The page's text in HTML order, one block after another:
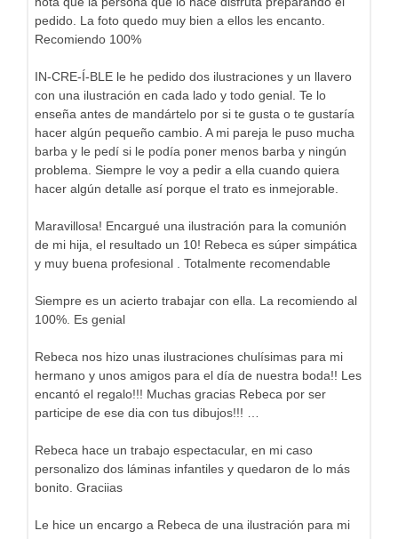
pedido. La foto quedo muy bien a ellos les encanto.
Recomiendo 100%
IN-CRE-Í-BLE le he pedido dos ilustraciones y un llavero
con una ilustración en cada lado y todo genial. Te lo
enseña antes de mandártelo por si te gusta o te gustaría
hacer algún pequeño cambio. A mi pareja le puso mucha
barba y le pedí si le podía poner menos barba y ningún
problema. Siempre le voy a pedir a ella cuando quiera
hacer algún detalle así porque el trato es inmejorable.
Maravillosa! Encargué una ilustración para la comunión
de mi hija, el resultado un 10! Rebeca es súper simpática
y muy buena profesional . Totalmente recomendable
Siempre es un acierto trabajar con ella. La recomiendo al
100%. Es genial
Rebeca nos hizo unas ilustraciones chulísimas para mi
hermano y unos amigos para el día de nuestra boda!! Les
encantó el regalo!!! Muchas gracias Rebeca por ser
participe de ese dia con tus dibujos!!! …
Rebeca hace un trabajo espectacular, en mi caso
personalizo dos láminas infantiles y quedaron de lo más
bonito. Graciias
Le hice un encargo a Rebeca de una ilustración para mi